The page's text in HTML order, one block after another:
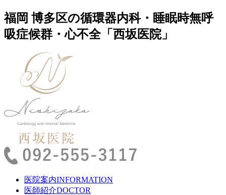
福岡 博多区の循環器内科・睡眠時無呼
吸症候群・心不全「西坂医院」
医院案内INFORMATION
医師紹介DOCTOR